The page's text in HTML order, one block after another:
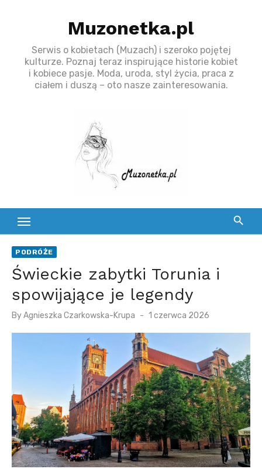
Muzonetka.pl
Serwis o kobietach (Muzach) i szeroko pojętej
kulturze. Poznaj teraz inspirujące historie kobiet
i kobiece pasje. Moda, uroda, styl życia, praca z
ciałem i duszą – oto nasze zainteresowania.
PODRÓŻE
Świeckie zabytki Torunia i
spowijające je legendy
ByAgnieszka Czarkowska-Krupa
P
s
t
e
d
o
n
1 czerwca 2026